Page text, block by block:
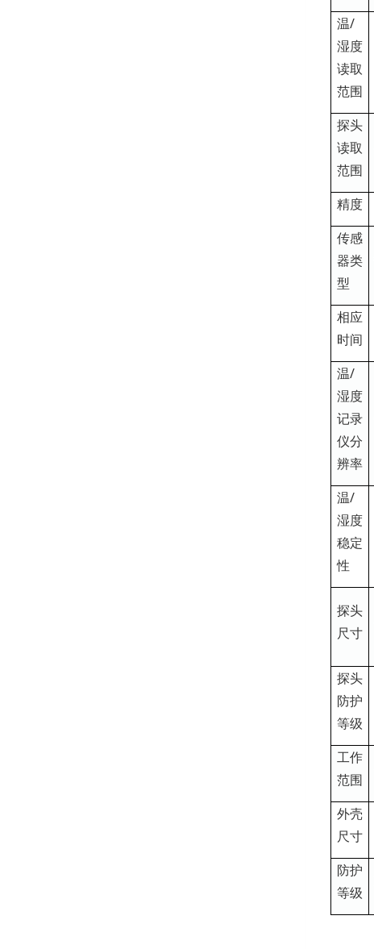
温/
湿度
读取
范围
探头
读取
范围
精度
传感
器类
型
相应
时间
温/
湿度
记录
仪分
辨率
温/
湿度
稳定
性
探头
尺寸
探头
防护
等级
工作
范围
外壳
尺寸
防护
等级